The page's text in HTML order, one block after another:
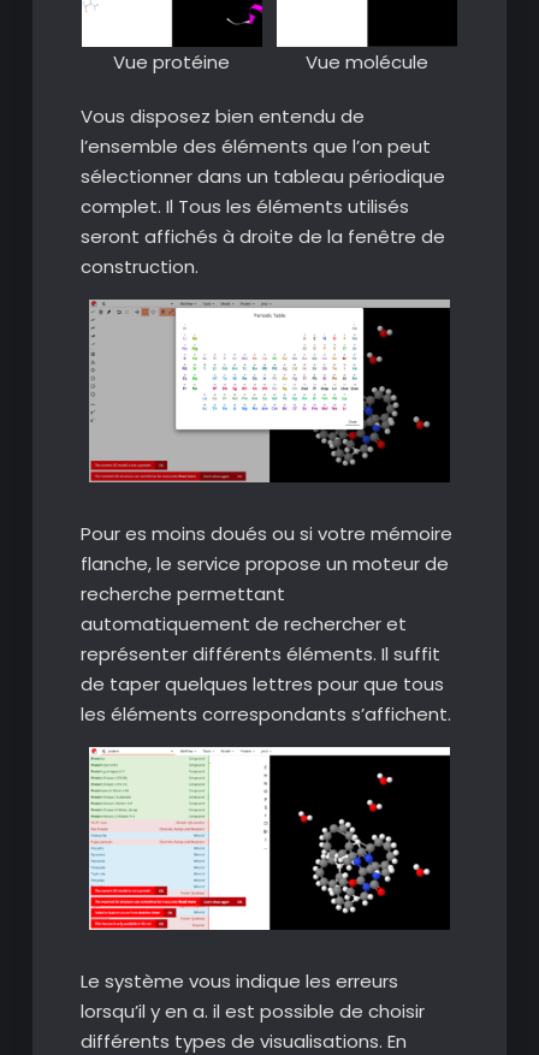
Vue protéine Vue molécule
Vous disposez bien entendu de
l’ensemble des éléments que l’on peut
sélectionner dans un tableau périodique
complet. Il Tous les éléments utilisés
seront affichés à droite de la fenêtre de
construction.
Pour es moins doués ou si votre mémoire
flanche, le service propose un moteur de
recherche permettant
automatiquement de rechercher et
représenter différents éléments. Il suffit
de taper quelques lettres pour que tous
les éléments correspondants s’affichent.
Le système vous indique les erreurs
lorsqu’il y en a. il est possible de choisir
différents types de visualisations. En